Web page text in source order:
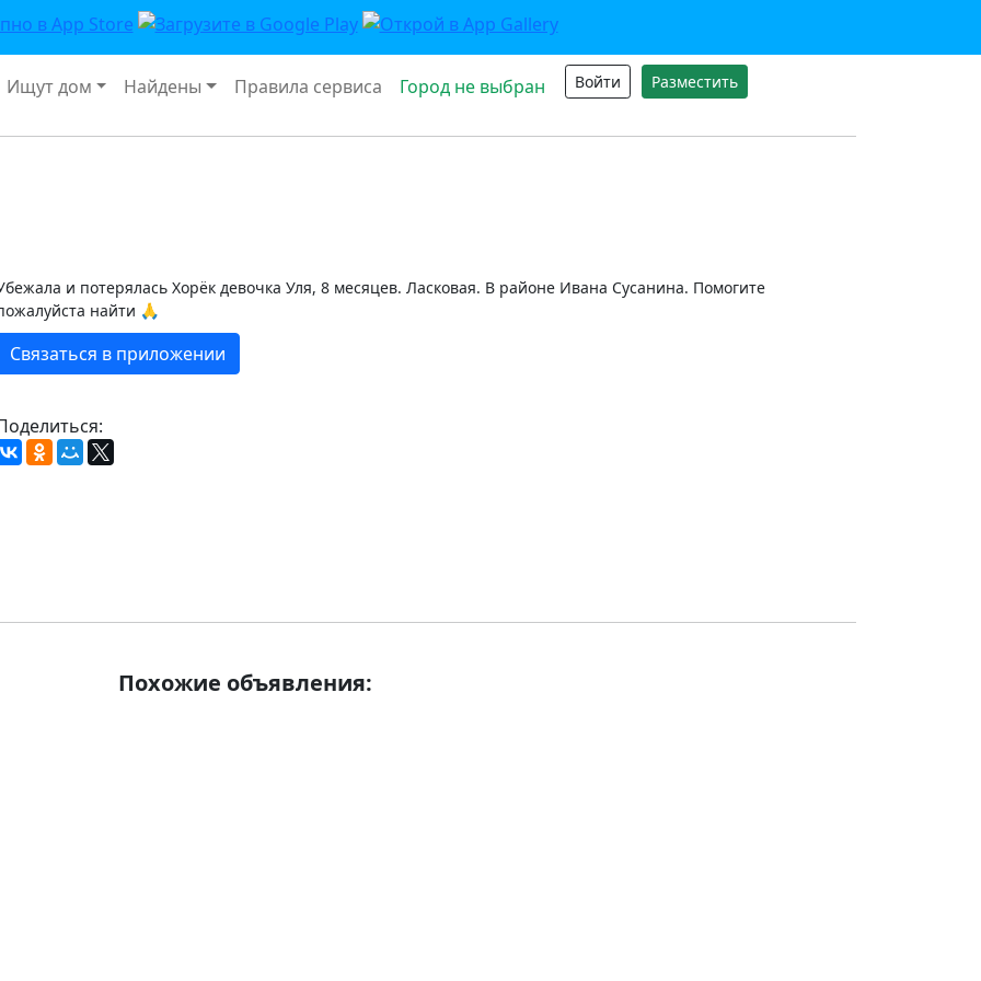
Ищут дом Найдены Правила сервиса Город не выбран Войти Разместить
и потерялась Хорёк девочка Уля, 8 месяцев. Ласковая. В районе Ивана Сусанина. Помогите
найти 🙏
Связаться в приложении
Похожие объявления: